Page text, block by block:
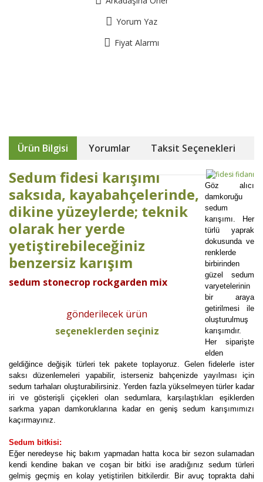
Yorum Yaz
Fiyat Alarmı
Ürün Bilgisi Yorumlar Taksit Seçenekleri
Sedum fidesi karışımı
saksıda, kayabahçelerinde,
dikine yüzeylerde; teknik
olarak her yerde
yetiştirebileceğiniz
benzersiz karışım
sedum stonecrop rockgarden mix
gönderilecek ürün
seçeneklerden seçiniz
Göz alıcı
damkoruğu
sedum
karışımı. Her
türlü yaprak
dokusunda ve
renklerde
birbirinden
güzel sedum
varyetelerinin
bir araya
getirilmesi ile
oluşturulmuş
karışımdır.
Her siparişte
elden
geldiğince değişik türleri tek pakete toplayoruz. Gelen fidelerle ister
saksı düzenlemeleri yapabilir, isterseniz bahçenizde yayılması için
sedum tarhaları oluşturabilirsiniz. Yerden fazla yükselmeyen türler kadar
iri ve gösterişli çiçekleri olan sedumlara, karşılaştıkları eşiklerden
sarkma yapan damkoruklarına kadar en geniş sedum karışımımızı
kaçırmayınız.
Sedum bitkisi:
Eğer neredeyse hiç bakım yapmadan hatta koca bir sezon sulamadan
kendi kendine bakan ve coşan bir bitki ise aradığınız sedum türleri
gelmiş geçmiş en kolay yetiştirilen bitkilerdir. Bir avuç toprakta dahi